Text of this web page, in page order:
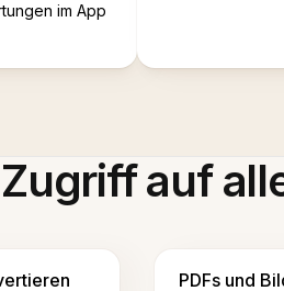
im App
auf
PDFs und